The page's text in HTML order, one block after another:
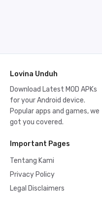
Lovina Unduh
Download Latest MOD APKs
for your Android device.
Popular apps and games, we
got you covered.
Important Pages
Tentang Kami
Privacy Policy
Legal Disclaimers